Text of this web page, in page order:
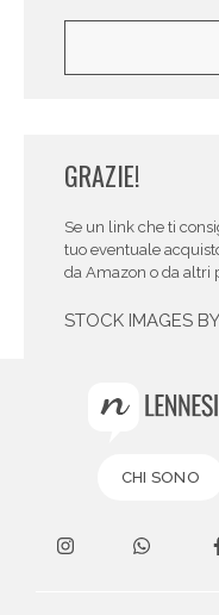
GRAZIE!
Se un link che ti
tuo eventuale
da Amazon o da altri
STOCK IMAGES BY
CHI SONO